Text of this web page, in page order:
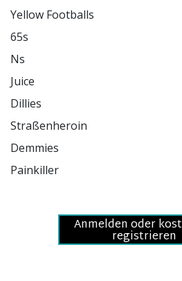
Yellow Footballs
65s
Ns
Juice
Dillies
Straßenheroin
Demmies
Painkiller
Anmelden oder
registrieren